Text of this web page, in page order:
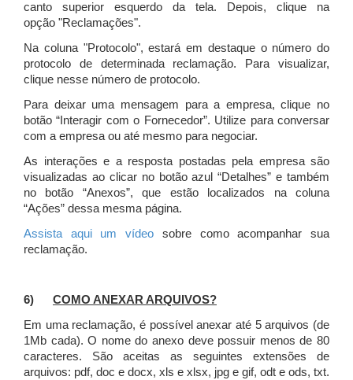
canto superior esquerdo da tela. Depois, clique na
opção "Reclamações".
Na coluna "Protocolo", estará em destaque o número do
protocolo de determinada reclamação. Para visualizar,
clique nesse número de protocolo.
Para deixar uma mensagem para a empresa, clique no
botão “Interagir com o Fornecedor”. Utilize para conversar
com a empresa ou até mesmo para negociar.
As interações e a resposta postadas pela empresa são
visualizadas ao clicar no botão azul “Detalhes” e também
no botão “Anexos”, que estão localizados na coluna
“Ações” dessa mesma página.
Assista aqui um vídeo sobre como acompanhar sua
reclamação.
6) COMO ANEXAR ARQUIVOS?
Em uma reclamação, é possível anexar até 5 arquivos (de
1Mb cada). O nome do anexo deve possuir menos de 80
caracteres. São aceitas as seguintes extensões de
arquivos: pdf, doc e docx, xls e xlsx, jpg e gif, odt e ods, txt.